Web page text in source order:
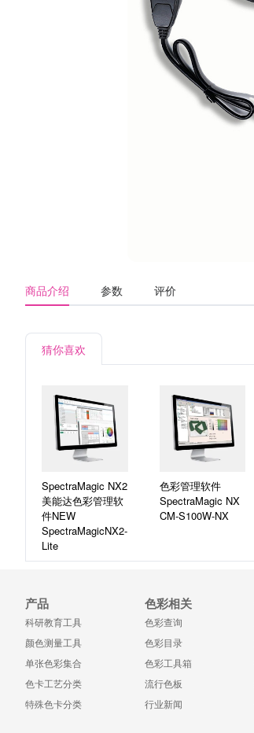
商品介绍 参数 评价
猜你喜欢
SpectraMagic NX2
美能达色彩管理软
件NEW
SpectraMagicNX2-
Lite
色彩管理软件
SpectraMagic NX
CM-S100W-NX
产品
科研教育工具
颜色测量工具
单张色彩集合
色卡工艺分类
特殊色卡分类
色彩相关
色彩查询
色彩目录
色彩工具箱
流行色板
行业新闻